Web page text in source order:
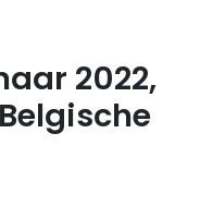
2022,